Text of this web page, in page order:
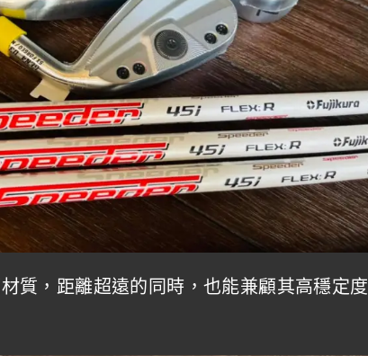
質，距離超遠的同時，也能兼顧其高穩定度